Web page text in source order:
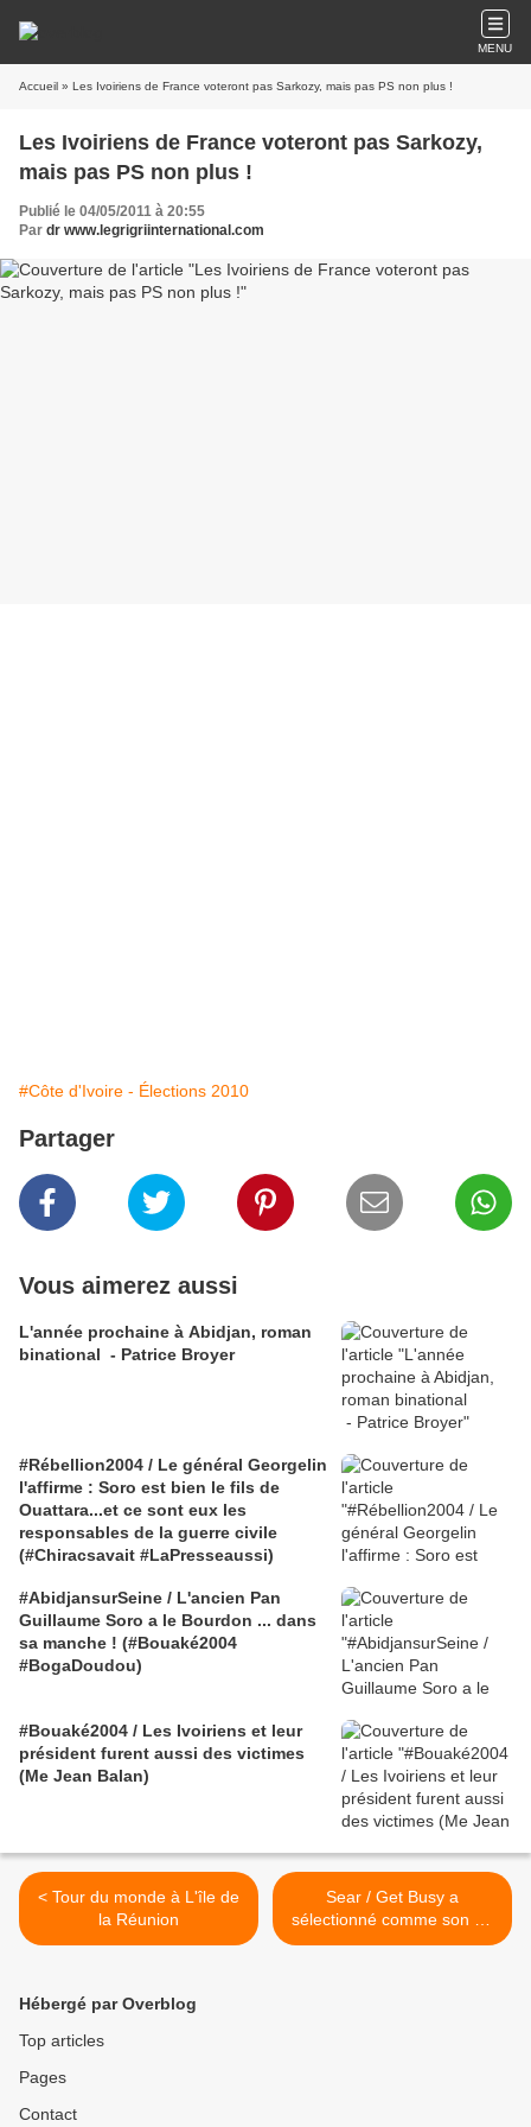
MENU
Accueil » Les Ivoiriens de France voteront pas Sarkozy, mais pas PS non plus !
Les Ivoiriens de France voteront pas Sarkozy,
mais pas PS non plus !
Publié le 04/05/2011 à 20:55
Par dr www.legrigriinternational.com
#Côte d'Ivoire - Élections 2010
Partager
Vous aimerez aussi
L'année prochaine à Abidjan, roman
binational - Patrice Broyer
#Rébellion2004 / Le général Georgelin
l'affirme : Soro est bien le fils de
Ouattara...et ce sont eux les
responsables de la guerre civile
(#Chiracsavait #LaPresseaussi)
#AbidjansurSeine / L'ancien Pan
Guillaume Soro a le Bourdon ... dans
sa manche ! (#Bouaké2004
#BogaDoudou)
#Bouaké2004 / Les Ivoiriens et leur
président furent aussi des victimes
(Me Jean Balan)
< Tour du monde à L'île de
la Réunion
Sear / Get Busy a
sélectionné comme son du
jour... Semaine - Marvin
Hébergé par Overblog
Top articles
Pages
Contact